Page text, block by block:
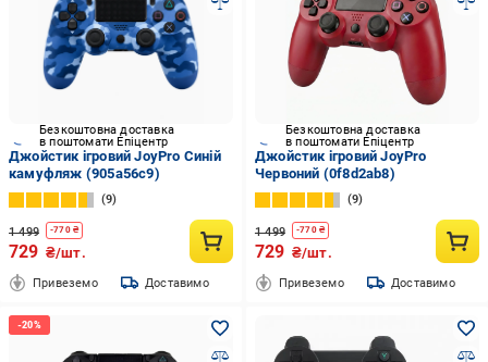
Безкоштовна доставка
в поштомати Епіцентр
Джойстик ігровий JoyPro Синій
камуфляж (905a56c9)
9
1 499 -770₴
729 ₴/шт.
Привеземо Доставимо
Безкоштовна доставка
в поштомати Епіцентр
Джойстик ігровий JoyPro
Червоний (0f8d2ab8)
9
1 499 -770₴
729 ₴/шт.
Привеземо Доставимо